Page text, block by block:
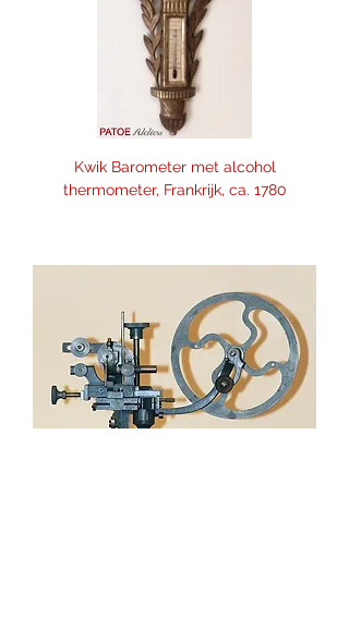
Kwik Barometer met alcohol
thermometer, Frankrijk, ca. 1780